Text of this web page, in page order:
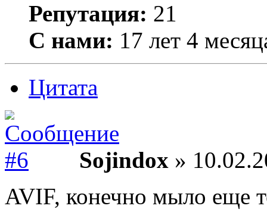
Репутация: 21
С нами: 17 лет 4
Цитата
Sojindox »
AVIF, конечно мыло еще